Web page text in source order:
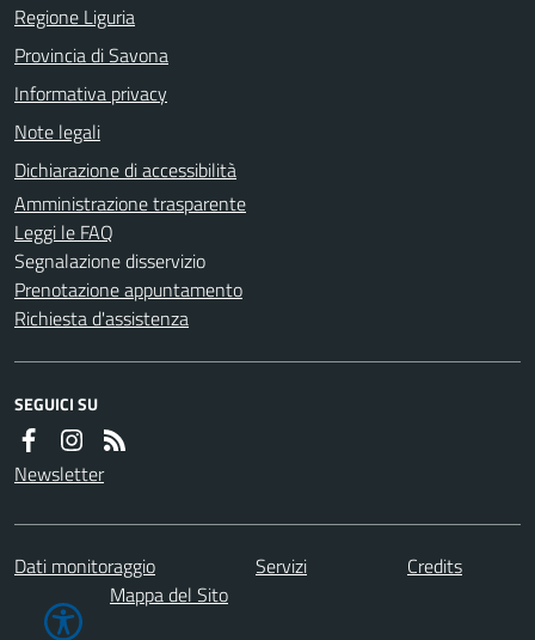
Regione Liguria
Provincia di Savona
Informativa privacy
Note legali
Dichiarazione di accessibilità
Amministrazione trasparente
Leggi le FAQ
Segnalazione disservizio
Prenotazione appuntamento
Richiesta d'assistenza
SEGUICI SU
Newsletter
Dati monitoraggio Servizi
Credits
Mappa del Sito